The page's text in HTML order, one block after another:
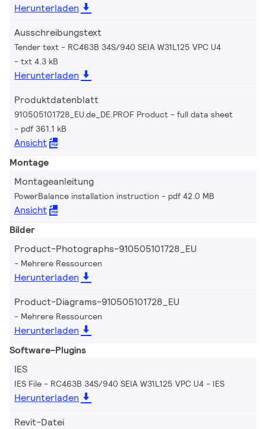
Herunterladen
Ausschreibungstext
Tender text - RC463B 34S/940 SEIA W31L125 VPC U4
txt 4.3 kB
Herunterladen
Produktdatenblatt
910505101728_EU.de_DE.PROF Product - full data sheet
pdf 361.1 kB
Ansicht
Montage
Montageanleitung
PowerBalance installation instruction pdf 42.0 MB
Ansicht
Bilder
Product-Photographs-910505101728_EU
Mehrere Ressourcen
Herunterladen
Product-Diagrams-910505101728_EU
Mehrere Ressourcen
Herunterladen
Software-Plugins
IES
IES File - RC463B 34S/940 SEIA W31L125 VPC U4 IES
Herunterladen
Revit-Datei